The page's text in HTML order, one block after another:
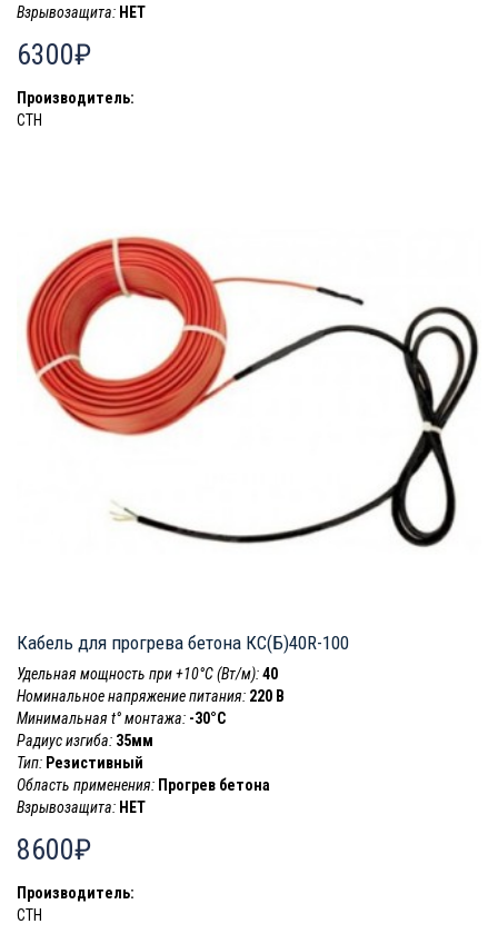
Взрывозащита: НЕТ
6300₽
Производитель:
СТН
Кабель для прогрева бетона КС(Б)40R-100
Удельная мощность при +10°С (Вт/м):40
Номинальное напряжение питания: 220 В
Минимальная t° монтажа: -30°C
Радиус изгиба: 35мм
Тип: Резистивный
Область применения: Прогрев бетона
Взрывозащита: НЕТ
8600₽
Производитель:
СТН